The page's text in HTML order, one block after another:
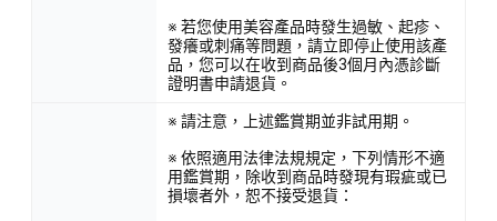
※ 若您使用美容產品時發生過敏、起疹、
發癢或刺痛等問題，請立即停止使用該產
品，您可以在收到商品後3個月內憑診斷
證明書申請退貨。
※ 請注意，上述鑑賞期並非試用期。
※ 依照適用法律法規規定，下列情形不適
用鑑賞期，除收到商品時發現有瑕疵或已
損壞者外，恕不接受退貨：